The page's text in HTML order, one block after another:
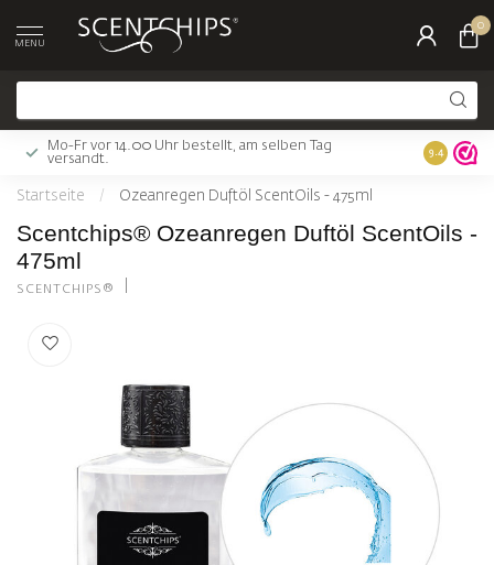
MENU
0
Mo-Fr vor 14.00 Uhr bestellt, am selben Tag
versandt.
Gratis
9.4
Startseite / Ozeanregen Duftöl ScentOils - 475ml
Scentchips® Ozeanregen Duftöl ScentOils -
475ml
SCENTCHIPS®